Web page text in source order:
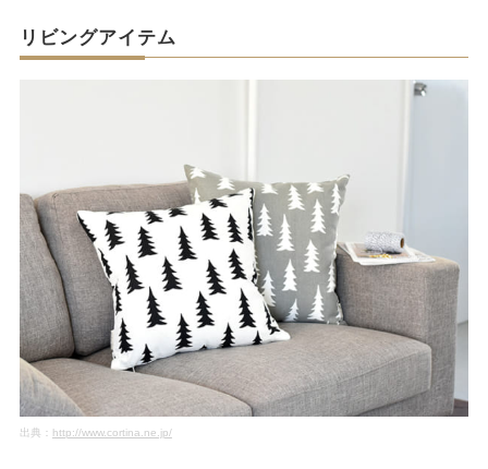
リビングアイテム
出典： http://www.cortina.ne.jp/